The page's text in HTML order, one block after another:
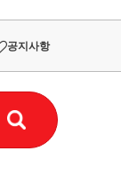
공지사항